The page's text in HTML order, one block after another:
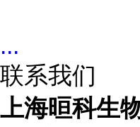
...
联系我们
上海晅科生